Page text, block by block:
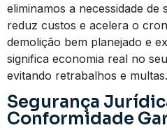
eliminamos a necessidade de
reduz custos e acelera o
demolição bem planejado e
significa economia real no
evitando retrabalhos e multas.
Segurança
Conformidade